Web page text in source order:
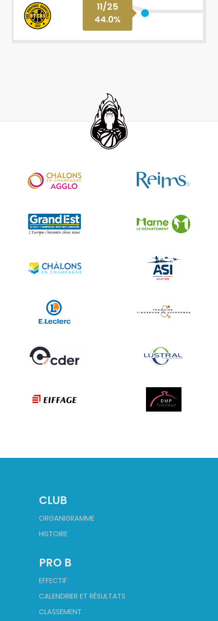
11/25
44.0%
CLUB
ORGANIGRAMME
HISTOIRE
PRO B
EFFECTIF
CALENDRIER ET RÉSULTATS
CLASSEMENT